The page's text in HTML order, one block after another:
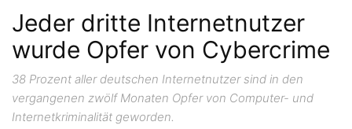
Jeder dritte Internetnutzer
wurde Opfer von Cybercrime
38 Prozent aller deutschen Internetnutzer sind in den
vergangenen zwölf Monaten Opfer von Computer- und
Internetkriminalität geworden.